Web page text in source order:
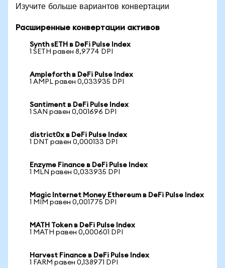
Изучите больше вариантов конвертации
Расширенные конвертации активов
Synth sETH в DeFi Pulse Index
1 SETH равен 8,9774 DPI
Ampleforth в DeFi Pulse Index
1 AMPL равен 0,033935 DPI
Santiment в DeFi Pulse Index
1 SAN равен 0,001696 DPI
district0x в DeFi Pulse Index
1 DNT равен 0,000133 DPI
Enzyme Finance в DeFi Pulse Index
1 MLN равен 0,033935 DPI
Magic Internet Money Ethereum в DeFi Pulse Index
1 MIM равен 0,001775 DPI
MATH Token в DeFi Pulse Index
1 MATH равен 0,000601 DPI
Harvest Finance в DeFi Pulse Index
1 FARM равен 0,138971 DPI